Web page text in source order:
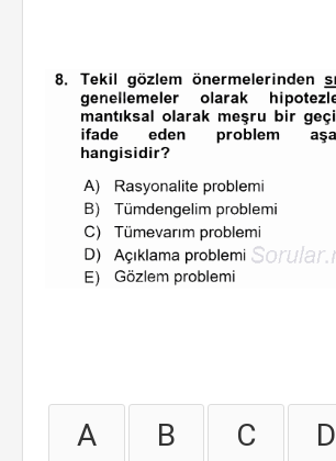
A B C D